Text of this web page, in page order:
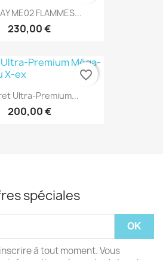
ME02 FLAMMES...
230,00 €
Ultra-Premium...
200,00 €
favorite_border
spéciales
à tout moment. Vous